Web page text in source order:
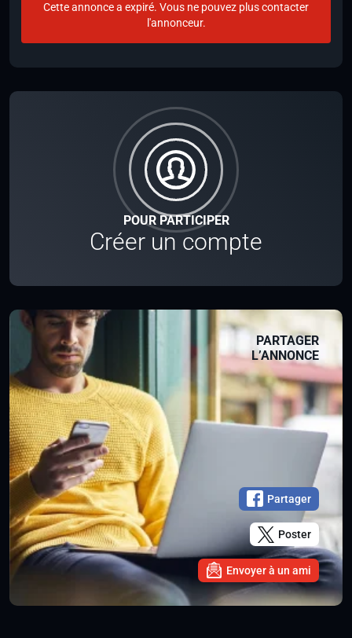
POUR PARTICIPER
Créer un compte
PARTAGER
L’ANNONCE
Partager
Poster
Envoyer à un ami
Cette annonce a expiré. Vous ne pouvez plus contacter
l'annonceur.